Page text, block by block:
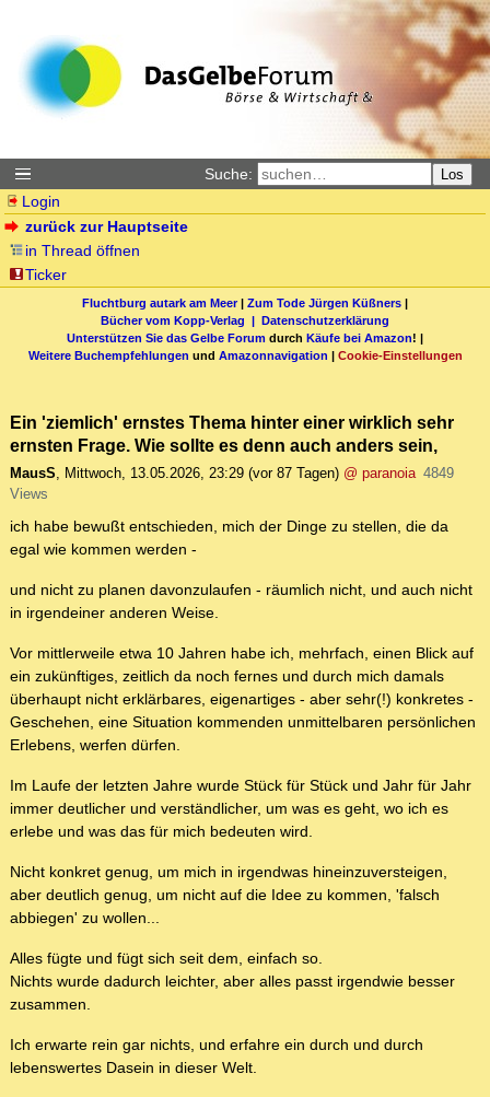
Suche: Los
Login
zurück zur Hauptseite
in Thread öffnen
Ticker
Fluchtburg autark am Meer| Zum Tode Jürgen Küßners |
Bücher vom Kopp-Verlag | Datenschutzerklärung
Unterstützen Sie das Gelbe Forum durch Käufe bei Amazon! |
Weitere Buchempfehlungen und Amazonnavigation | Cookie-Einstellungen
Ein 'ziemlich' ernstes Thema hinter einer wirklich sehr
ernsten Frage. Wie sollte es denn auch anders sein,
MausS, Mittwoch, 13.05.2026, 23:29 (vor 87 Tagen) @ paranoia 4849
Views
ich habe bewußt entschieden, mich der Dinge zu stellen, die da
egal wie kommen werden -
und nicht zu planen davonzulaufen - räumlich nicht, und auch nicht
in irgendeiner anderen Weise.
Vor mittlerweile etwa 10 Jahren habe ich, mehrfach, einen Blick auf
ein zukünftiges, zeitlich da noch fernes und durch mich damals
überhaupt nicht erklärbares, eigenartiges - aber sehr(!) konkretes -
Geschehen, eine Situation kommenden unmittelbaren persönlichen
Erlebens, werfen dürfen.
Im Laufe der letzten Jahre wurde Stück für Stück und Jahr für Jahr
immer deutlicher und verständlicher, um was es geht, wo ich es
erlebe und was das für mich bedeuten wird.
Nicht konkret genug, um mich in irgendwas hineinzuversteigen,
aber deutlich genug, um nicht auf die Idee zu kommen, 'falsch
abbiegen' zu wollen...
Alles fügte und fügt sich seit dem, einfach so.
Nichts wurde dadurch leichter, aber alles passt irgendwie besser
zusammen.
Ich erwarte rein gar nichts, und erfahre ein durch und durch
lebenswertes Dasein in dieser Welt.